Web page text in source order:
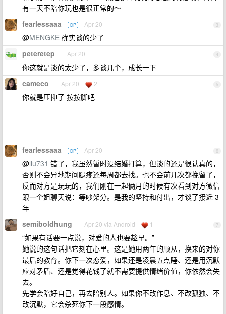
有一天不陪你玩也是很正常的～
3
fearlessaaa OP Apr 20
@MENGKE 确实谈的少了
4
peteretep Apr 20
你这就是谈的太少了，多谈几个，成长一下
5
cameco Apr 20 2
你就是压抑了 按按脚吧
6
fearlessaaa OP Apr 20
@liu731 错了，我虽然暂时没结婚打算，但谈的还是很认真的，
否则不会异地期间腿疼还每周都去找。也不会前几次都挽留了，
反而对方是玩玩的，我们刚在一起俩月的时候有次看到对方微信
跟一个姐聊天说：等吵架分。是我的坚持和付出，才谈了接近 3
年
7
semiboldhung Apr 20 via Android 1
“如果有话要一点说，对爱的人也要趁早。”
她说的这句话把它刻在心里。这是她用两年的顺从，换来的对你
最后的教育。你下一次恋爱，如果还是凌晨五点睡、还是用沉默
应对矛盾、还是觉得花钱了就不需要提供情绪价值，你依然会失
去。
先学会陪好自己，再去陪别人。如果你不改作息、不改孤独、不
改沉默，它会杀死你下一段感情。